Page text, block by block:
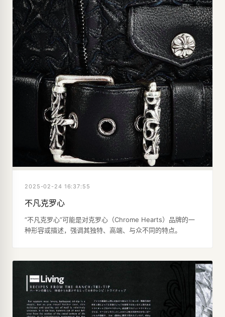
2025-02-24 16:37:55
不凡克罗心
“不凡克罗心”可能是对克罗心（Chrome Hearts）品牌的一
种形容或描述，强调其独特、高端、与众不同的特点。